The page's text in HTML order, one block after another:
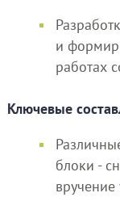
и
работах
Ключевые
блоки -